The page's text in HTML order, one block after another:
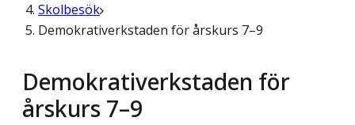
Skolbesök
Demokrativerkstaden för årskurs 7–9
Demokrativerkstaden för
årskurs 7–9